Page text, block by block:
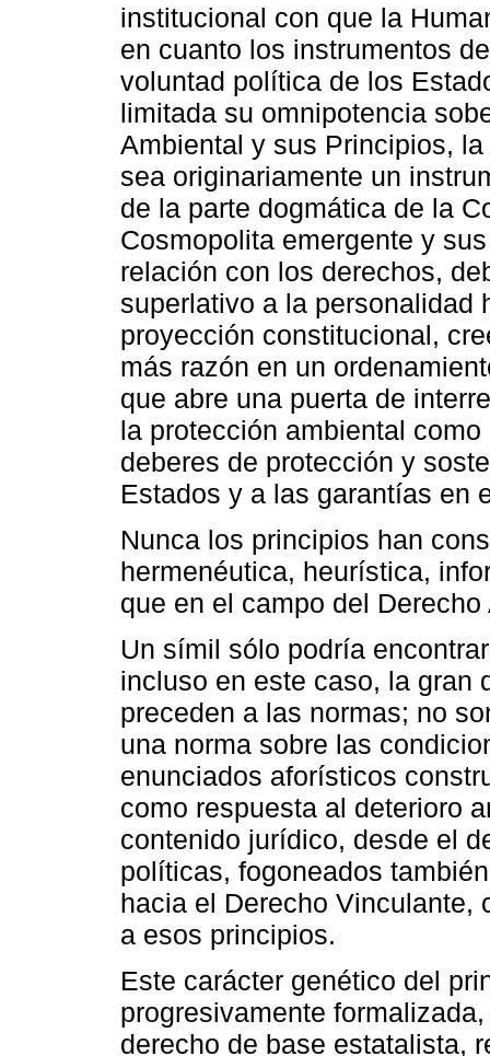
institucional con que la
en cuanto los instrumentos
voluntad política de los
limitada su omnipotencia
Ambiental y sus Principios,
sea originariamente un
de la parte dogmática de la
Cosmopolita emergente y
relación con los derechos,
superlativo a la personalidad
proyección constitucional,
más razón en un
que abre una puerta de
la protección ambiental
deberes de protección y
Estados y a las garantías en
Nunca los principios han
hermenéutica, heurística,
que en el campo del Derecho
Un símil sólo podría
incluso en este caso, la gran
preceden a las normas; no
una norma sobre las
enunciados aforísticos
como respuesta al deterioro
contenido jurídico, desde el
políticas, fogoneados
hacia el Derecho Vinculante,
a esos principios.
Este carácter genético del
progresivamente
derecho de base estatalista,